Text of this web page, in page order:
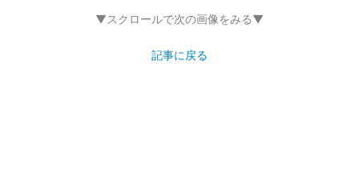
▼スクロールで次の画像をみる▼
記事に戻る